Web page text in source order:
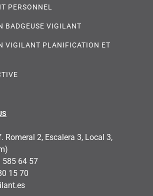
PERSONNEL
BADGEUSE VIGILANT
VIGILANT PLANIFICATION ET
Romeral 2, Escalera 3, Local 3,
585 64 57
15 70